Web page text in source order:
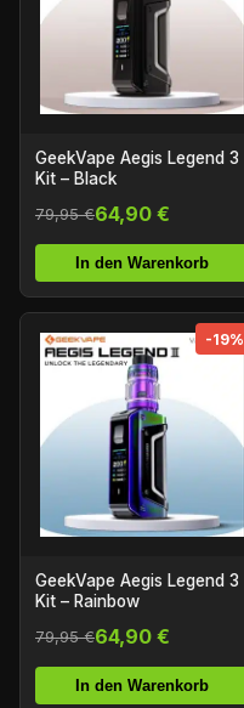
GeekVape Aegis Legend 3
Kit – Black
79,95 €64,90 €
In den Warenkorb
-19%
GeekVape Aegis Legend 3
Kit – Rainbow
79,95 €64,90 €
In den Warenkorb